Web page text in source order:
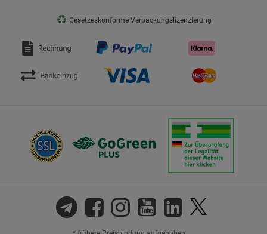
♻ Gesetzeskonforme Verpackungslizenzierung